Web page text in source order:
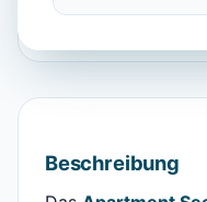
Schlafsofa
Beschreibung